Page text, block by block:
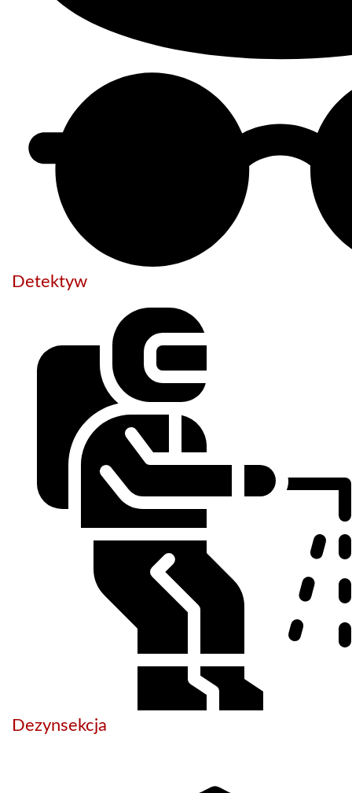
Detektyw
Dezynsekcja